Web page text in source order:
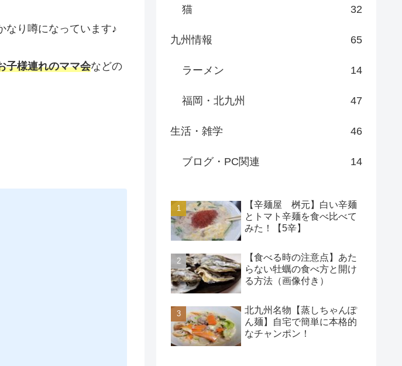
なり噂になっています♪
子様連れのママ会などの
猫 32
九州情報 65
ラーメン 14
福岡・北九州 47
生活・雑学 46
ブログ・PC関連 14
【辛麺屋 桝元】白い辛麺
とトマト辛麺を食べ比べて
みた！【5辛】
【食べる時の注意点】あた
らない牡蠣の食べ方と開け
る方法（画像付き）
北九州名物【蒸しちゃんぽ
ん麺】自宅で簡単に本格的
なチャンポン！